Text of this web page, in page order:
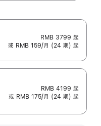
RMB 3799 起
或 RMB 159/月 (24 期) 起
RMB 4199 起
或 RMB 175/月 (24 期) 起